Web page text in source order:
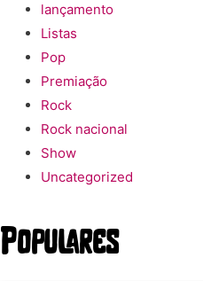
lançamento
Listas
Pop
Premiação
Rock
Rock nacional
Show
Uncategorized
Populares